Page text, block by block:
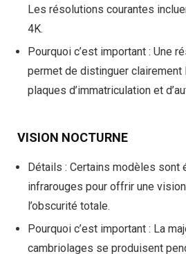
Les résolutions courantes
4K.
Pourquoi c’est important : Une
permet de distinguer
plaques d’immatriculation et
VISION NOCTURNE
Détails : Certains modèles sont
infrarouges pour offrir une
l’obscurité totale.
Pourquoi c’est important : La
cambriolages se produisent